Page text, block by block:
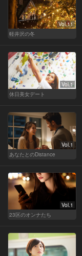
Vol.11
軽井沢の冬
Vol.1
休日美女デート
Vol.1
あなたとのDistance
Vol.1
23区のオンナたち